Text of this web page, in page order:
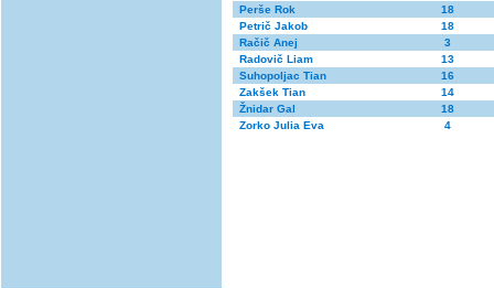
Perše Rok
18
Petrič Jakob
18
Račič Anej
3
Radovič Liam
13
Suhopoljac Tian
16
Zakšek Tian
14
Žnidar Gal
18
Zorko Julia Eva
4